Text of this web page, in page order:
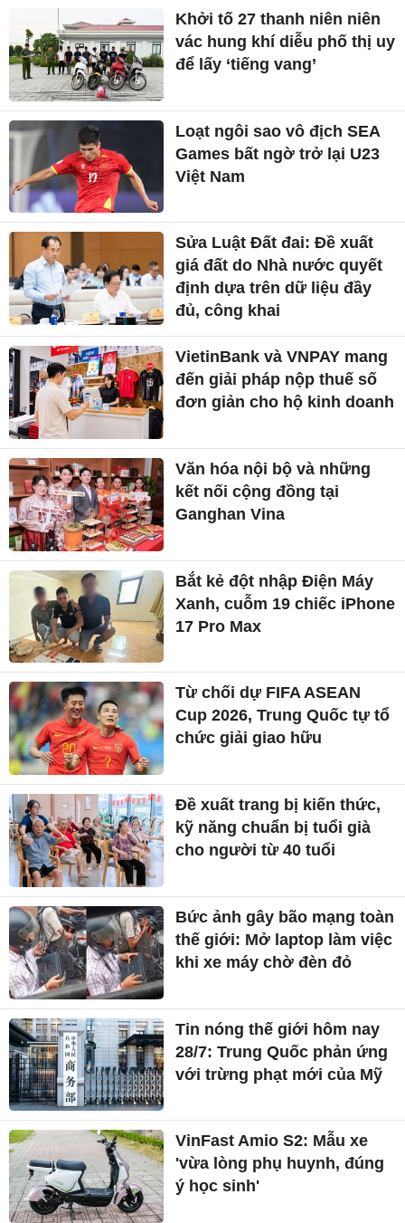
Khởi tố 27 thanh niên niên
vác hung khí diễu phố thị uy
để lấy ‘tiếng vang’
Loạt ngôi sao vô địch SEA
Games bất ngờ trở lại U23
Việt Nam
Sửa Luật Đất đai: Đề xuất
giá đất do Nhà nước quyết
định dựa trên dữ liệu đầy
đủ, công khai
VietinBank và VNPAY mang
đến giải pháp nộp thuế số
đơn giản cho hộ kinh doanh
Văn hóa nội bộ và những
kết nối cộng đồng tại
Ganghan Vina
Bắt kẻ đột nhập Điện Máy
Xanh, cuỗm 19 chiếc iPhone
17 Pro Max
Từ chối dự FIFA ASEAN
Cup 2026, Trung Quốc tự tổ
chức giải giao hữu
Đề xuất trang bị kiến thức,
kỹ năng chuẩn bị tuổi già
cho người từ 40 tuổi
Bức ảnh gây bão mạng toàn
thế giới: Mở laptop làm việc
khi xe máy chờ đèn đỏ
Tin nóng thế giới hôm nay
28/7: Trung Quốc phản ứng
với trừng phạt mới của Mỹ
VinFast Amio S2: Mẫu xe
'vừa lòng phụ huynh, đúng
ý học sinh'